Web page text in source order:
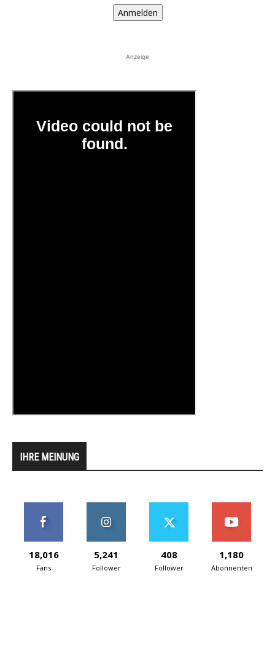
Anmelden
Anzeige
IHRE MEINUNG
18,016
Fans
5,241
Follower
408
Follower
1,180
Abonnenten